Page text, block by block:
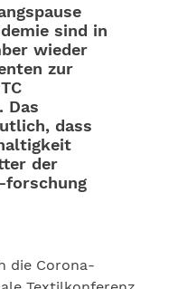
sind in
wieder
zur
Das
dass
der
die Corona-